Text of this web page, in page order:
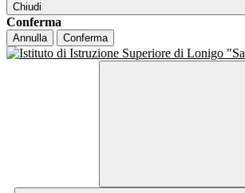
Chiudi
Conferma
Annulla Conferma